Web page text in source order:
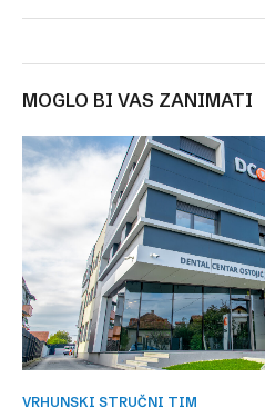
MOGLO BI VAS ZANIMATI
VRHUNSKI STRUČNI TIM